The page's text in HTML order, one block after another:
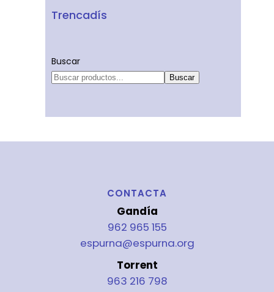
Trencadís
Buscar
Buscar
CONTACTA
Gandía
962 965 155
espurna@espurna.org
Torrent
963 216 798